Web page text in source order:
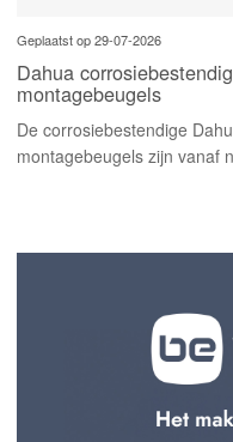
Geplaatst op 29-07-2026
Dahua
montagebeugels
De corrosiebestendige
montagebeugels zijn vanaf